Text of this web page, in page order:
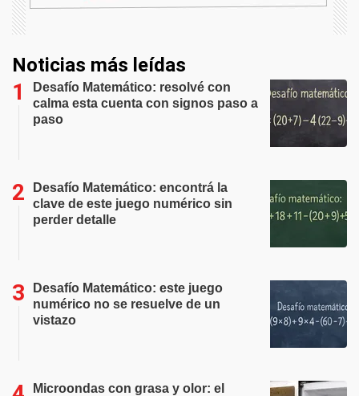
Noticias más leídas
Desafío Matemático: resolvé con
calma esta cuenta con signos paso a
paso
Desafío Matemático: encontrá la
clave de este juego numérico sin
perder detalle
Desafío Matemático: este juego
numérico no se resuelve de un
vistazo
Microondas con grasa y olor: el